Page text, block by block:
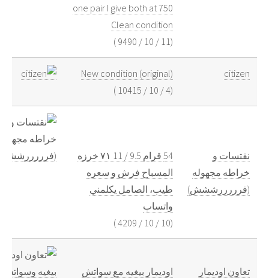
one pair I give both at 750
Clean condition
(
11
/
10
/
9490
)
citizen
New condition (original)
(
4
/
10
/
10415
)
نقتسات و
خراطه مجهوله
(فرررررششش)
54 قرام 9.5 / 11 ٧١ خرزه
المسباح فرش و سعره
طيب، الصامل يكلمني
واتساب
(
10
/
10
/
4209
)
تعاون اوديمار
اوديمار بيغيه مع سواتش